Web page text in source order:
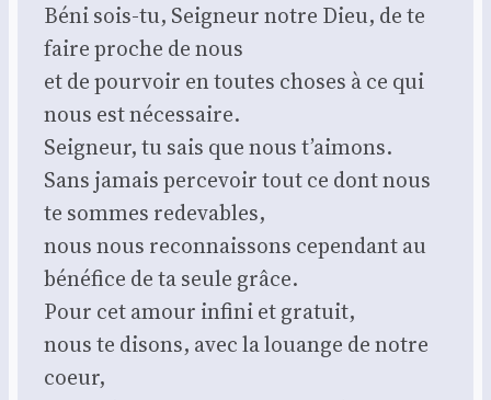
Béni sois-tu, Sei­gneur notre Dieu, de te
faire proche de nous
et de pour­voir en toutes choses à ce qui
nous est néces­saire.
Sei­gneur, tu sais que nous t’ai­mons.
Sans jamais per­ce­voir tout ce dont nous
te sommes rede­vables,
nous nous recon­nais­sons cepen­dant au
béné­fice de ta seule grâce.
Pour cet amour infi­ni et gra­tuit,
nous te disons, avec la louange de notre
coeur,